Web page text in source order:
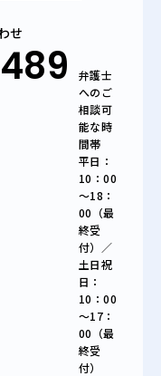
せ
弁護士
へのご
相談可
能な時
間帯
平日：
10：00
～18：
00（最
終受
付）／
土日祝
日：
10：00
～17：
00（最
終受
付）